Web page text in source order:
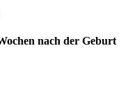
nach der Geburt